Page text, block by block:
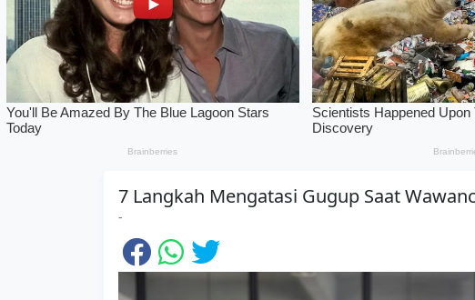
7 Langkah Mengatasi Gugup Saat
-